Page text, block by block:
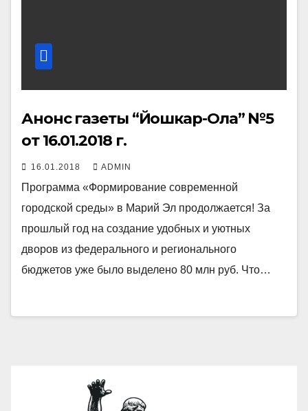
Анонс газеты “Йошкар-Ола” №5
от 16.01.2018 г.
16.01.2018 ADMIN
Программа «Формирование современной
городской среды» в Марий Эл продолжается! За
прошлый год на создание удобных и уютных
дворов из федерального и регионального
бюджетов уже было выделено 80 млн руб. Что…